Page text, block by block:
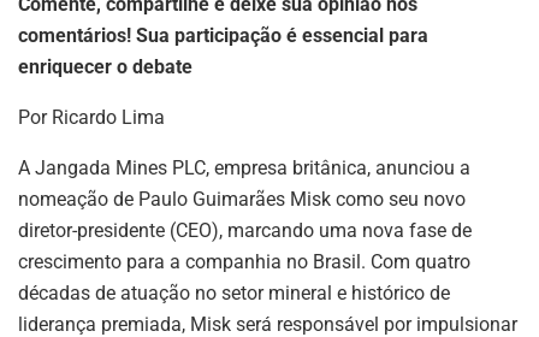
at
s
A
p
p
k
e
n
c
o
k
e
gr
ai ar
comentários! Sua participação é essencial para
enriquecer o debate
Por Ricardo Lima
A Jangada Mines PLC, empresa britânica, anunciou a
nomeação de Paulo Guimarães Misk como seu novo
diretor-presidente (CEO), marcando uma nova fase de
crescimento para a companhia no Brasil. Com quatro
décadas de atuação no setor mineral e histórico de
liderança premiada, Misk será responsável por impulsionar